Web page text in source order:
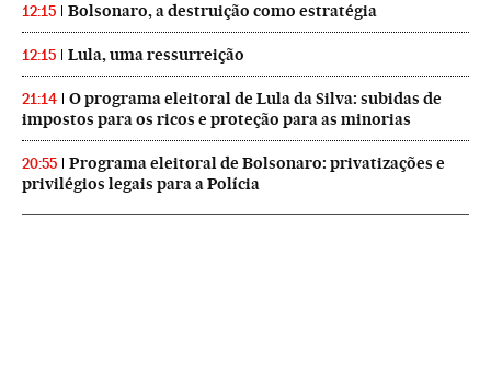
12:15 Bolsonaro, a destruição como estratégia
12:15 Lula, uma ressurreição
21:14
O programa eleitoral de Lula da Silva: subidas de
impostos para os ricos e proteção para as minorias
20:55
Programa eleitoral de Bolsonaro: privatizações e
privilégios legais para a Polícia